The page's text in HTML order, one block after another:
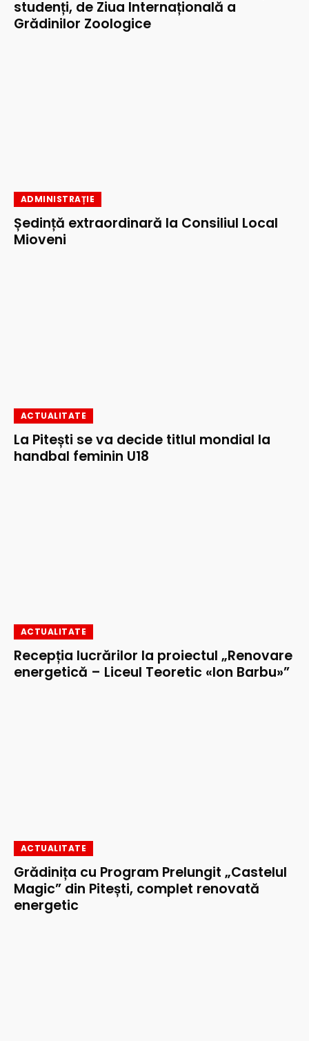
studenți, de Ziua Internațională a
Grădinilor Zoologice
ADMINISTRAȚIE
Ședință extraordinară la Consiliul Local
Mioveni
ACTUALITATE
La Pitești se va decide titlul mondial la
handbal feminin U18
ACTUALITATE
Recepția lucrărilor la proiectul „Renovare
energetică – Liceul Teoretic «Ion Barbu»”
ACTUALITATE
Grădinița cu Program Prelungit „Castelul
Magic” din Pitești, complet renovată
energetic